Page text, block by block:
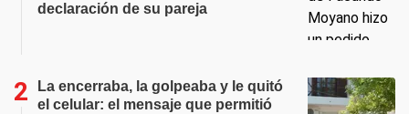
declaración de su pareja
La encerraba, la golpeaba y le quitó
el celular: el mensaje que permitió